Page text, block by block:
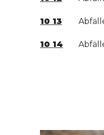
10 13
10 14